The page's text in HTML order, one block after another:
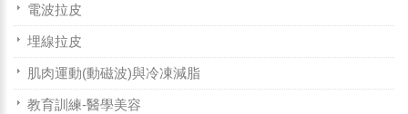
電波拉皮
埋線拉皮
肌肉運動(動磁波)與冷凍減脂
教育訓練-醫學美容